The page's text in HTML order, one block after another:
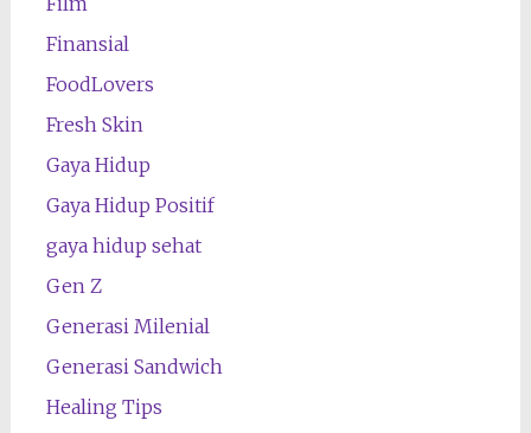
Finansial
FoodLovers
Fresh Skin
Gaya Hidup
Gaya Hidup Positif
gaya hidup sehat
Gen Z
Generasi Milenial
Generasi Sandwich
Healing Tips